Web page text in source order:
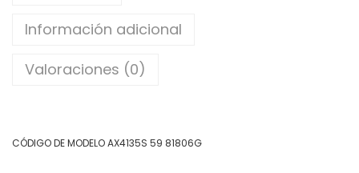
Información adicional
Valoraciones (0)
CÓDIGO DE MODELO AX4135S 59 81806G